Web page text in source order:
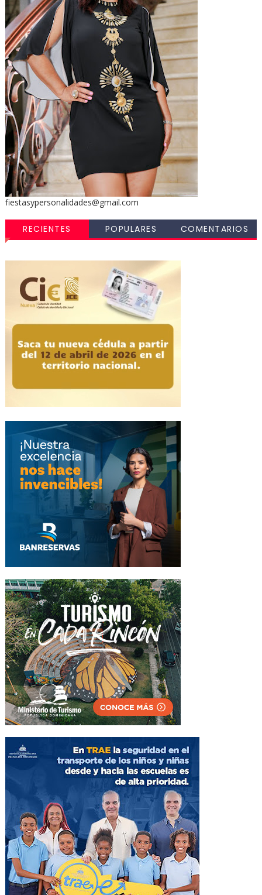
fiestasypersonalidades@gmail.com
RECIENTES POPULARES COMENTARIOS